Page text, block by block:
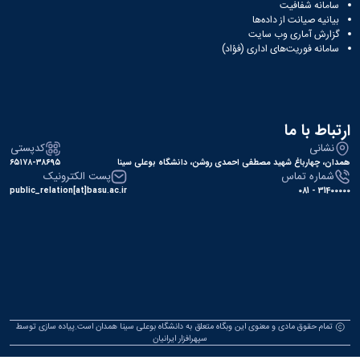
همایش‌ها
انتشارات
دانشگاه
فصلنامه
معاونت
پژوهش
و
فناوری
سامانه شفافیت
بیانیه صیانت از داده‌ها
گزارش آماری وب‌ سایت
سامانه فوریت‌های اداری (فؤاد)
ارتباط با ما
نشانی
همدان، چهارباغ شهید مصطفی احمدی روشن، دانشگاه بوعلی سینا
کدپستی
۶۵۱۷۸-۳۸۶۹۵
شماره تماس
31400000 - 081
پست الکترونیک
public_relation[at]basu.ac.ir
تمام حقوق مادی و معنوی این وبگاه متعلق به دانشگاه بوعلی سینا همدان است.پیاده سازی توسط
سپهرافزار ایرانیان